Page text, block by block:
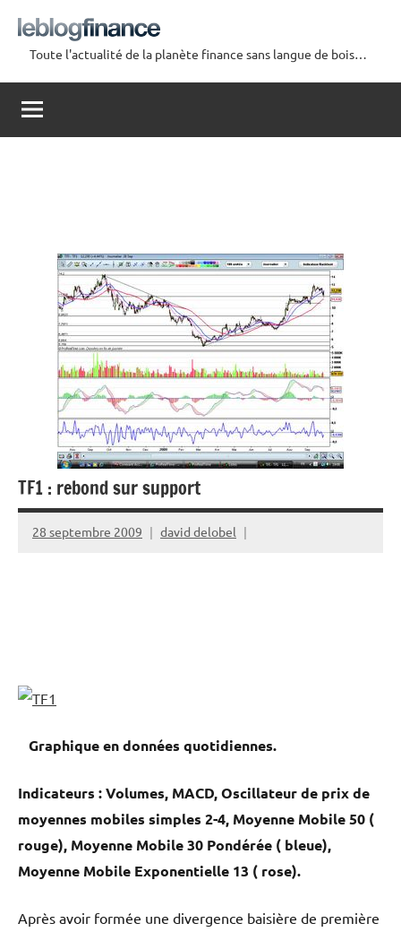
contenu
Le
Blog
Finance
Toute l'actualité de la planète finance sans langue de bois…
TF1 : rebond sur support
28 septembre 2009 david delobel
Graphique en données quotidiennes.
Indicateurs : Volumes, MACD, Oscillateur de prix de
moyennes mobiles simples 2-4, Moyenne Mobile 50 (
rouge), Moyenne Mobile 30 Pondérée ( bleue),
Moyenne Mobile Exponentielle 13 ( rose).
Après avoir formée une divergence baisière de première